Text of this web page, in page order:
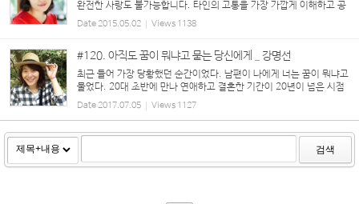
완전한 사랑도 불가능합니다. 타인의 고통을 가장 가깝게 이해하고 공
감의 폭을 넓히는 데에는 직접, 간접적 체험이 가장 효과적이겠지요.
이를테면 타인의 손톱 밑에 박힌 가시의 통...
Date2015.05.02 Views 1138
#120. 아직도 꿈이 뭐냐고 묻는 당신에게 _ 강명선
최근 들어 가장 당황했던 순간이었다. 남편이 나에게 너는 꿈이 뭐냐고
물었다. 20대 초반에 만나 연애하고 결혼한 기간이 20년이 넘은 시점
에 그런 질문을 하다니. 그는 내 꿈이 궁금해서 물어본 건 아니었다. 그
저 자신의 새로운 꿈을 자랑...
Date2017.07.05 Views 1127
검색